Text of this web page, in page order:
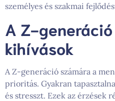
személyes és szakmai
A Z-
kihívások
A Z-generáció számára a
prioritás. Gyakran
és stresszt. Ezek az érzések